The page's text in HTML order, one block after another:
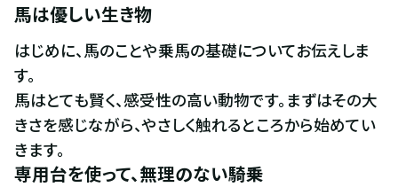
馬は優しい生き物
はじめに、馬のことや乗馬の基礎についてお伝えしま
す。
馬はとても賢く、感受性の高い動物です。まずはその大
きさを感じながら、やさしく触れるところから始めてい
きます。
専用台を使って、無理のない騎乗